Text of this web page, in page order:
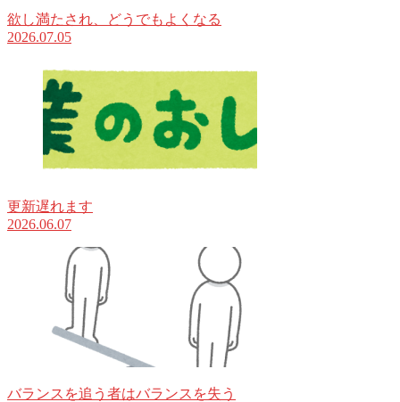
欲し満たされ、どうでもよくなる
2026.07.05
更新遅れます
2026.06.07
バランスを追う者はバランスを失う